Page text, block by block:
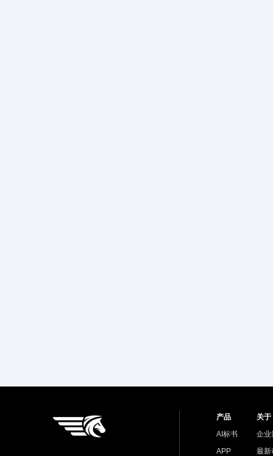
产品
AI标书
APP
关于
企业
最新